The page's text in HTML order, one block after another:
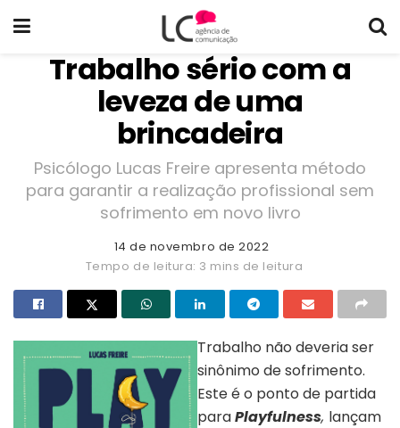
Trabalho sério com a
leveza de uma
brincadeira
Psicólogo Lucas Freire apresenta método
para garantir a realização profissional sem
sofrimento em novo livro
14 de novembro de 2022
Tempo de leitura: 3 mins de leitura
Trabalho não deveria ser
sinônimo de sofrimento.
Este é o ponto de partida
paraPlayfulness, lançam